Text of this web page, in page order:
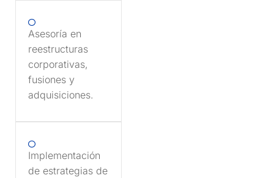
Asesoría en
reestructuras
corporativas,
fusiones y
adquisiciones.
Implementación
de estrategias de